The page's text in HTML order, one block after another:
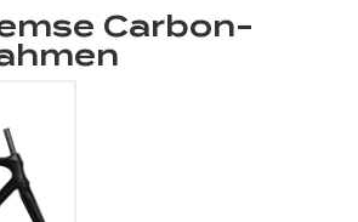
Carbon-